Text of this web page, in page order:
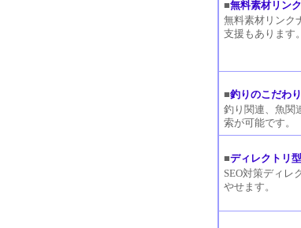
■無料素材リン
無料素材リンク
支援もあります。
■釣りのこだわり
釣り関連、魚関
索が可能です。
■ディレクトリ
SEO対策ディレ
やせます。